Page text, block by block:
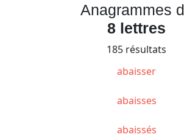
Anagrammes
8 lettres
185 résultats
abaisser
abaisses
abaissés